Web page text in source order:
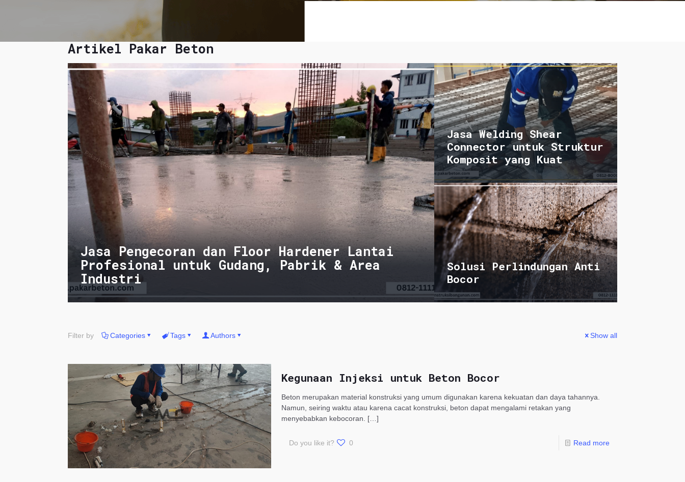
Artikel Pakar Beton
Jasa Pengecoran dan Floor Hardener Lantai
Profesional untuk Gudang, Pabrik & Area
Industri
Jasa Welding Shear
Connector untuk Struktur
Komposit yang Kuat
Solusi Perlindungan Anti
Bocor
Filter by Categories Tags Authors Show all
Kegunaan Injeksi untuk Beton Bocor
Beton merupakan material konstruksi yang umum digunakan karena kekuatan dan daya tahannya.
Namun, seiring waktu atau karena cacat konstruksi, beton dapat mengalami retakan yang
menyebabkan kebocoran.
[…]
Do you like it? 0 Read more